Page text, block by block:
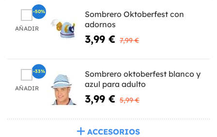
AÑADIR
Sombrero Oktoberfest con
adornos
3,99 € 7,99 €
-50%
AÑADIR
Sombrero oktoberfest blanco y
azul para adulto
3,99 € 5,99 €
-33%
ACCESORIOS